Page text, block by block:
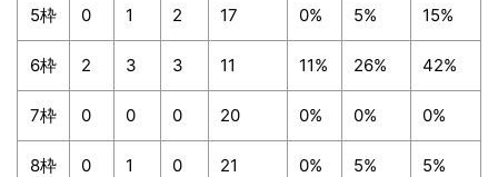
5枠 0 1 2 17 0% 5% 15%
6枠 2 3 3 11 11% 26% 42%
7枠 0 0 0 20 0% 0% 0%
8枠 0 1 0 21 0% 5% 5%